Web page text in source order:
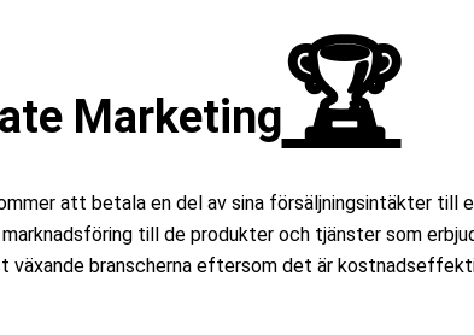
Marketing🏆
att betala en del av sina försäljningsintäkter till
till de produkter och tjänster som
växande branscherna eftersom det är